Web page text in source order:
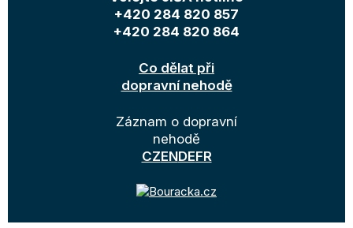
+420 284 820 857
+420 284 820 864
Co dělat při
dopravní nehodě
Záznam o dopravní
nehodě
CZENDEFR